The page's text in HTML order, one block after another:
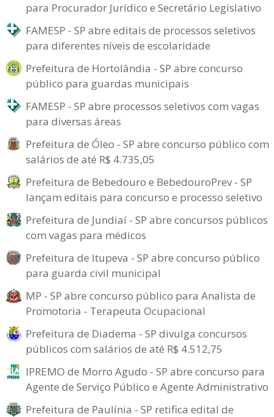
para Procurador Jurídico e Secretário Legislativo
FAMESP - SP abre editais de processos seletivos
para diferentes níveis de escolaridade
Prefeitura de Hortolândia - SP abre concurso
público para guardas municipais
FAMESP - SP abre processos seletivos com vagas
para diversas áreas
Prefeitura de Óleo - SP abre concurso público com
salários de até R$ 4.735,05
Prefeitura de Bebedouro e BebedouroPrev - SP
lançam editais para concurso e processo seletivo
Prefeitura de Jundiaí - SP abre concursos públicos
com vagas para médicos
Prefeitura de Itupeva - SP abre concurso público
para guarda civil municipal
MP - SP abre concurso público para Analista de
Promotoria - Terapeuta Ocupacional
Prefeitura de Diadema - SP divulga concursos
públicos com salários de até R$ 4.512,75
IPREMO de Morro Agudo - SP abre concurso para
Agente de Serviço Público e Agente Administrativo
Prefeitura de Paulínia - SP retifica edital de